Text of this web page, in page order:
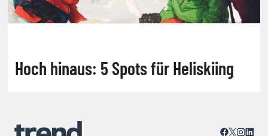
Hoch hinaus: 5 Spots für Heliskiing